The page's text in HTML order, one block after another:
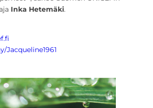
Inka Hetemäki.
Jacqueline1961